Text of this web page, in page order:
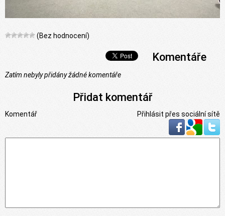
(Bez hodnocení)
Komentáře
Zatím nebyly přidány žádné komentáře
Přidat komentář
Přihlásit přes sociální sítě
Komentář